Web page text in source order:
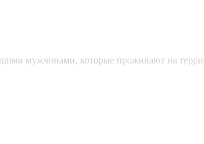
мужчинами, которые проживают на